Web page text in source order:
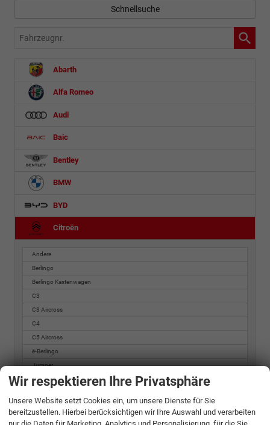
Schnellsuche
Fahrzeugnr.
Abarth
Alfa Romeo
Audi
Baic
Bentley
BMW
BYD
Citroën
Andere
Berlingo
Berlingo Kastenwagen
C3
C3 Aircross
C4
C5 Aircross
ë-Berlingo
Jumper
Jumpy
Wir respektieren Ihre Privatsphäre
Unsere Website setzt Cookies ein, um unsere Dienste für Sie
bereitzustellen. Hierbei berücksichtigen wir Ihre Auswahl und verarbeiten